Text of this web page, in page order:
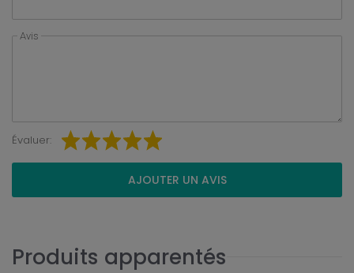
Avis
Évaluer:
AJOUTER UN AVIS
Produits apparentés